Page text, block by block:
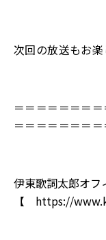
次回の放送もお
＝＝＝＝＝＝＝
＝＝＝＝＝＝＝＝
伊東歌詞太郎オフ
【 https://